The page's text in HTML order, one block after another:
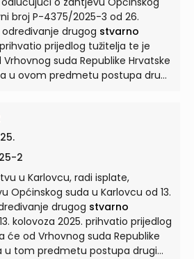
broj P-4375/2025-3 od 26.
drugog stvarno
suda Republike Hrvatske
u ovom predmetu postupa drugi
da u tom predmetu
nadležni sud
na prijedlog stranke zatražiti od
vrste da odredi da u
postupa drugistvarno nadležni
2025, umjesto Općinskog
drugistvarno nadležni sud, a sve
2
u Karlovcu, radi isplate,
Općinskog suda u Karlovcu od 13.
drugog stvarno
će od Vrhovnog suda Republike
u tom predmetu postupa drugi